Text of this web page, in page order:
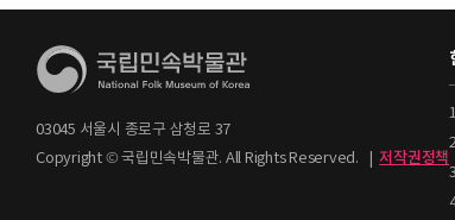
03045 서울시 종로구 삼청로 37
Copyright © 국립민속박물관. All Rights Reserved.
| 저작권정책